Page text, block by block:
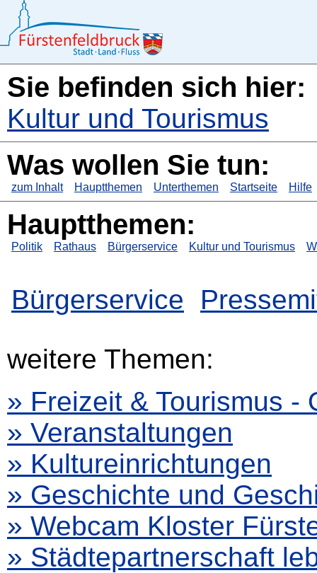
Sie befinden sich hier:
Kultur und Tourismus
Was wollen Sie tun:
zum Inhalt Hauptthemen Unterthemen Startseite Hilfe
Hauptthemen:
Politik Rathaus Bürgerservice Kultur und Tourismus
Bürgerservice
weitere Themen:
» Freizeit & Tourismus -
» Veranstaltungen
» Kultureinrichtungen
» Geschichte und
» Webcam Kloster
» Städtepartnerschaft